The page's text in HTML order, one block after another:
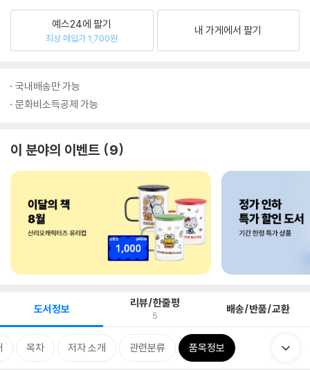
예스24에 팔기
최상 매입가 1,700원
내 가게에서 팔기
국내배송만 가능
문화비소득공제 가능
이 분야의 이벤트 9
도서정보 리뷰/한줄평
5 배송/반품/교환
목차 저자 소개 관련분류 품목정보